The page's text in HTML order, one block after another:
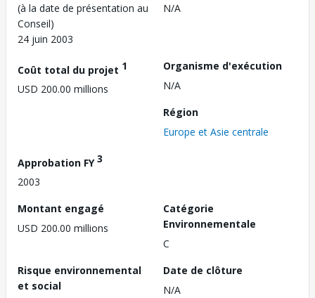
(à la date de présentation au
Conseil)
24 juin 2003
N/A
Coût total du projet 1
USD 200.00 millions
Organisme d'exécution
N/A
Région
Europe et Asie centrale
Approbation FY3
2003
Montant engagé
USD 200.00 millions
Catégorie
Environnementale
C
Risque environnemental
et social
Date de clôture
N/A